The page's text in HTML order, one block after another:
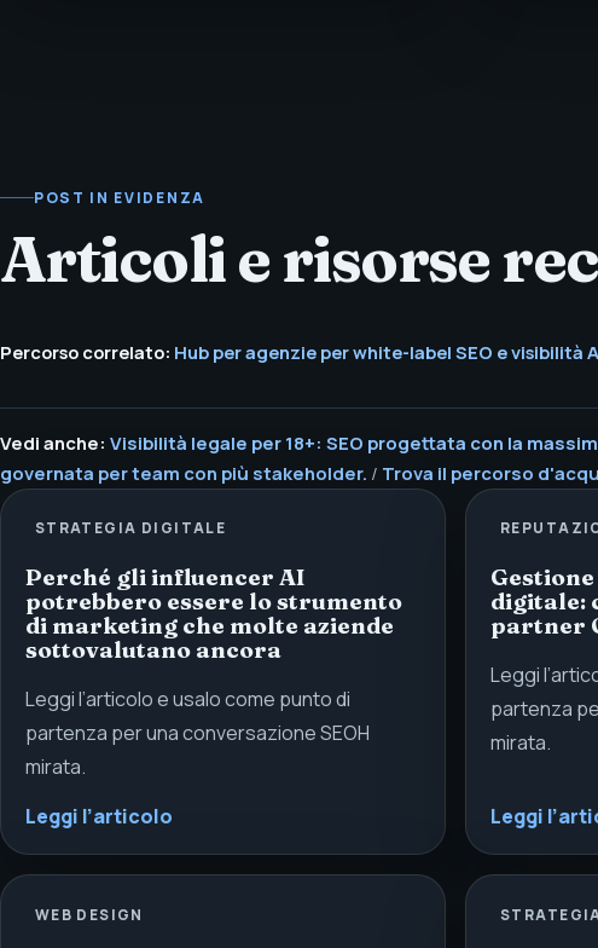
POST IN EVIDENZA
Articoli e risorse
Percorso correlato: Hub per agenzie per white-label SEO e visibilità
Vedi anche: Visibilità legale per 18+: SEO progettata con la
governata per team con più stakeholder. / Trova il percorso
STRATEGIA DIGITALE
Perché gli influencer AI
potrebbero essere lo strumento
di marketing che molte aziende
sottovalutano ancora
Leggi l’articolo e usalo come punto di
partenza per una conversazione SEOH
mirata.
Leggi l’articolo
digitale:
partner
Leggi
partenza
mirata.
Leggi
WEB DESIGN